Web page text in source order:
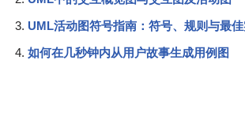
UML活动图符号指南：符号、规则与最
如何在几秒钟内从用户故事生成用例图